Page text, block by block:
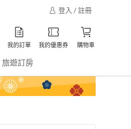
登入 / 註冊
我的訂單 我的優惠券 購物車
旅遊訂房